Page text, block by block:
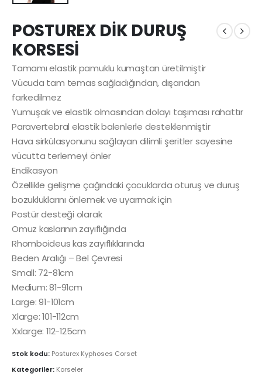
POSTUREX DİK DURUŞ
KORSESİ
Tamamı elastik pamuklu kumaştan üretilmiştir
Vücuda tam temas sağladığından, dışarıdan
farkedilmez
Yumuşak ve elastik olmasından dolayı taşıması rahattır
Paravertebral elastik balenlerle desteklenmiştir
Hava sirkülasyonunu sağlayan dilimli şeritler sayesine
vücutta terlemeyi önler
Endikasyon
Özellikle gelişme çağındaki çocuklarda oturuş ve duruş
bozukluklarını önlemek ve uyarmak için
Postür desteği olarak
Omuz kaslarının zayıflığında
Rhomboideus kas zayıflıklarında
Beden Aralığı – Bel Çevresi
Small: 72-81cm
Medium: 81-91cm
Large: 91-101cm
Xlarge: 101-112cm
Xxlarge: 112-125cm
Stok kodu: Posturex Kyphoses Corset
Kategoriler: Korseler